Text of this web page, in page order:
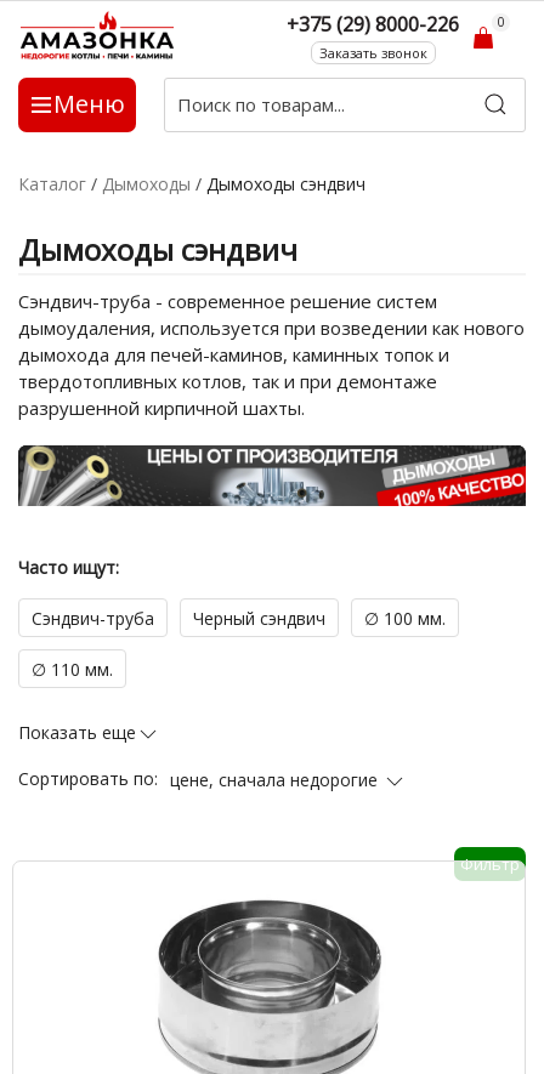
Меню
+375 (29) 8000-226
Заказать звонок
0
Каталог / Дымоходы / Дымоходы сэндвич
Дымоходы сэндвич
Сэндвич-труба - современное решение систем
дымоудаления, используется при возведении как нового
дымохода для печей-каминов, каминных топок и
твердотопливных котлов, так и при демонтаже
разрушенной кирпичной шахты.
Часто ищут:
Сэндвич-труба Черный сэндвич ∅ 100 мм.
∅ 110 мм.
Показать еще
Сортировать по: цене, сначала недорогие
Фильтр